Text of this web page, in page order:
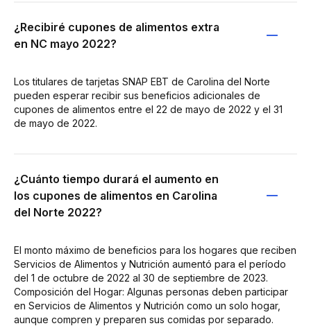
¿Recibiré cupones de alimentos extra
en NC mayo 2022?
Los titulares de tarjetas SNAP EBT de Carolina del Norte
pueden esperar recibir sus beneficios adicionales de
cupones de alimentos entre el 22 de mayo de 2022 y el 31
de mayo de 2022.
¿Cuánto tiempo durará el aumento en
los cupones de alimentos en Carolina
del Norte 2022?
El monto máximo de beneficios para los hogares que reciben
Servicios de Alimentos y Nutrición aumentó para el período
del 1 de octubre de 2022 al 30 de septiembre de 2023.
Composición del Hogar: Algunas personas deben participar
en Servicios de Alimentos y Nutrición como un solo hogar,
aunque compren y preparen sus comidas por separado.